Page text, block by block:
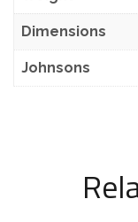
Dimensions
Johnsons